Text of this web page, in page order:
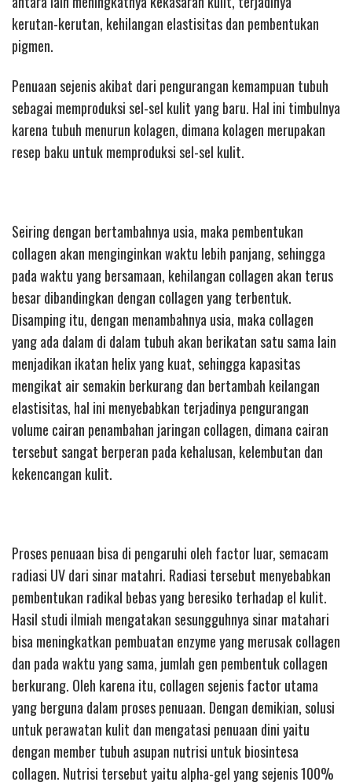
kerutan-kerutan, kehilangan elastisitas dan pembentukan
pigmen.
Penuaan sejenis akibat dari pengurangan kemampuan tubuh
sebagai memproduksi sel-sel kulit yang baru. Hal ini timbulnya
karena tubuh menurun kolagen, dimana kolagen merupakan
resep baku untuk memproduksi sel-sel kulit.
Seiring dengan bertambahnya usia, maka pembentukan
collagen akan menginginkan waktu lebih panjang, sehingga
pada waktu yang bersamaan, kehilangan collagen akan terus
besar dibandingkan dengan collagen yang terbentuk.
Disamping itu, dengan menambahnya usia, maka collagen
yang ada dalam di dalam tubuh akan berikatan satu sama lain
menjadikan ikatan helix yang kuat, sehingga kapasitas
mengikat air semakin berkurang dan bertambah keilangan
elastisitas, hal ini menyebabkan terjadinya pengurangan
volume cairan penambahan jaringan collagen, dimana cairan
tersebut sangat berperan pada kehalusan, kelembutan dan
kekencangan kulit.
Proses penuaan bisa di pengaruhi oleh factor luar, semacam
radiasi UV dari sinar matahri. Radiasi tersebut menyebabkan
pembentukan radikal bebas yang beresiko terhadap el kulit.
Hasil studi ilmiah mengatakan sesungguhnya sinar matahari
bisa meningkatkan pembuatan enzyme yang merusak collagen
dan pada waktu yang sama, jumlah gen pembentuk collagen
berkurang. Oleh karena itu, collagen sejenis factor utama
yang berguna dalam proses penuaan. Dengan demikian, solusi
untuk perawatan kulit dan mengatasi penuaan dini yaitu
dengan member tubuh asupan nutrisi untuk biosintesa
collagen. Nutrisi tersebut yaitu alpha-gel yang sejenis 100%